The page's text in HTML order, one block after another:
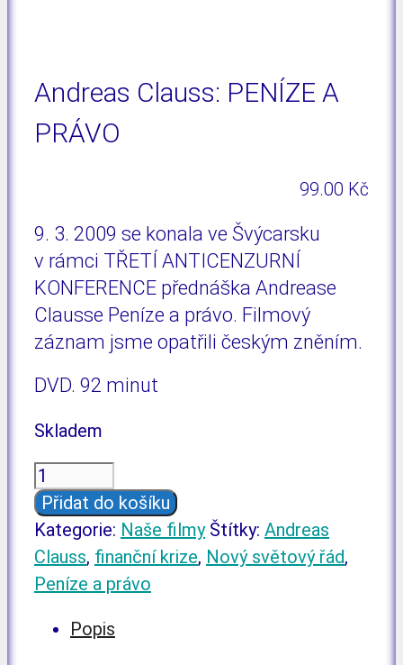
Andreas Clauss: PENÍZE A
PRÁVO
99.00 Kč
9. 3. 2009 se konala ve Švýcarsku
v rámci TŘETÍ ANTICENZURNÍ
KONFERENCE přednáška Andrease
Clausse Peníze a právo. Filmový
záznam jsme opatřili českým zněním.
DVD. 92 minut
Skladem
Andreas
Clauss:
PENÍZE
A
PRÁVO
Přidat do košíku
Kategorie: Naše filmy Štítky: Andreas
Clauss, finanční krize, Nový světový řád,
Peníze a právo
Popis